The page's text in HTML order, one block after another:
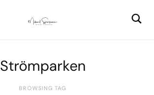
Strömparken
BROWSING TAG